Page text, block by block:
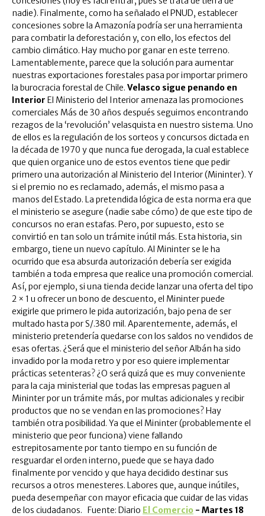
nadie). Finalmente, como ha señalado el PNUD, establecer
concesiones sobre la Amazonía podría ser una herramienta
para combatir la deforestación y, con ello, los efectos del
cambio climático. Hay mucho por ganar en este terreno.
Lamentablemente, parece que la solución para aumentar
nuestras exportaciones forestales pasa por importar primero
la burocracia forestal de Chile. Velasco sigue penando en
Interior El Ministerio del Interior amenaza las promociones
comerciales Más de 30 años después seguimos encontrando
rezagos de la ‘revolución’ velasquista en nuestro sistema. Uno
de ellos es la regulación de los sorteos y concursos dictada en
la década de 1970 y que nunca fue derogada, la cual establece
que quien organice uno de estos eventos tiene que pedir
primero una autorización al Ministerio del Interior (Mininter). Y
si el premio no es reclamado, además, el mismo pasa a
manos del Estado. La pretendida lógica de esta norma era que
el ministerio se asegure (nadie sabe cómo) de que este tipo de
concursos no eran estafas. Pero, por supuesto, esto se
convirtió en tan solo un trámite inútil más. Esta historia, sin
embargo, tiene un nuevo capítulo. Al Mininter se le ha
ocurrido que esa absurda autorización debería ser exigida
también a toda empresa que realice una promoción comercial.
Así, por ejemplo, si una tienda decide lanzar una oferta del tipo
2 × 1 u ofrecer un bono de descuento, el Mininter puede
exigirle que primero le pida autorización, bajo pena de ser
multado hasta por S/.380 mil. Aparentemente, además, el
ministerio pretendería quedarse con los saldos no vendidos de
esas ofertas. ¿Será que el ministerio del señor Albán ha sido
invadido por la moda retro y por eso quiere implementar
prácticas setenteras? ¿O será quizá que es muy conveniente
para la caja ministerial que todas las empresas paguen al
Mininter por un trámite más, por multas adicionales y recibir
productos que no se vendan en las promociones? Hay
también otra posibilidad. Ya que el Mininter (probablemente el
ministerio que peor funciona) viene fallando
estrepitosamente por tanto tiempo en su función de
resguardar el orden interno, puede que se haya dado
finalmente por vencido y que haya decidido destinar sus
recursos a otros menesteres. Labores que, aunque inútiles,
pueda desempeñar con mayor eficacia que cuidar de las vidas
de los ciudadanos. Fuente: Diario El Comercio - Martes 18